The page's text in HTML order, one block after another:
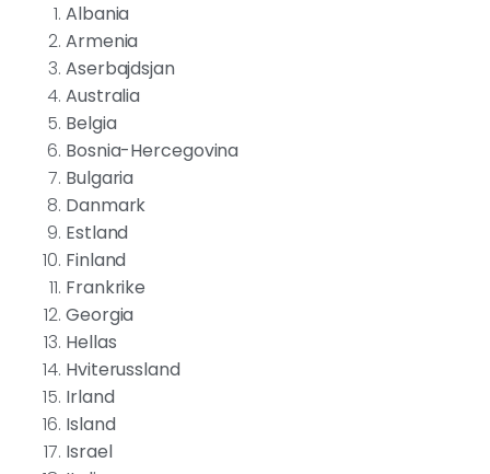
Albania
Armenia
Aserbajdsjan
Australia
Belgia
Bosnia-Hercegovina
Bulgaria
Danmark
Estland
Finland
Frankrike
Georgia
Hellas
Hviterussland
Irland
Island
Israel